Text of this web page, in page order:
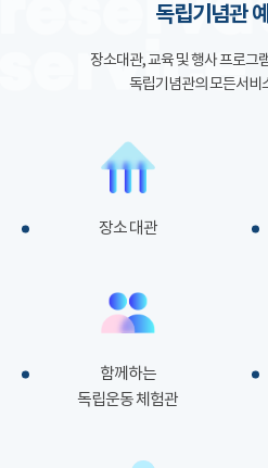
독립기념관
장소대관, 교육 및 행사 프로그
독립기념관의 모든서비
장소 대관
함께하는
독립운동 체험관